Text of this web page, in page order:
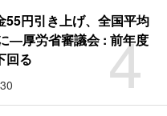
4
55円引き上げ、全国平均
―厚労省審議会 : 前年度
回る